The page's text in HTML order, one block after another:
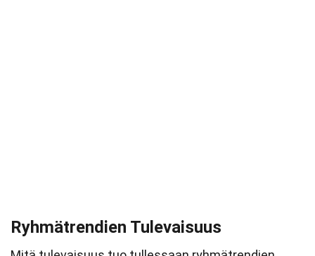
Ryhmätrendien Tulevaisuus